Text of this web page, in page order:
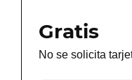
Gratis
No se solicita